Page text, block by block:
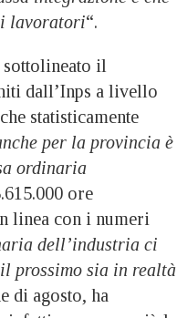
lavoratori“.
sottolineato il
dall’Inps a livello
statisticamente
per la provincia è
ordinaria
ore
linea con i numeri
dell’industria ci
prossimo sia in realtà
di agosto, ha